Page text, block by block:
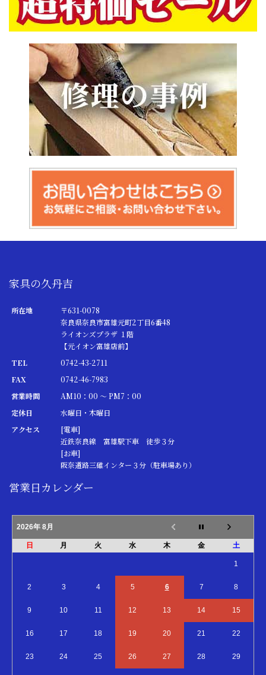
家具の久丹吉
所在地
〒631-0078
奈良県奈良市富雄元町2丁目6番48
ライオンズプラザ １階
【元イオン富雄店前】
TEL
0742-43-2711
FAX
0742-46-7983
営業時間
AM10：00 ～ PM7：00
定休日
水曜日・木曜日
アクセス
[電車]
近鉄奈良線 富雄駅下車 徒歩３分
[お車]
阪奈道路三碓インター３分（駐車場あり）
営業日カレンダー
2026年 8月
日 月 火 水 木 金 土
1
2 3 4 5 6 7 8
9 10 11 12 13 14 15
16 17 18 19 20 21 22
23 24 25 26 27 28 29